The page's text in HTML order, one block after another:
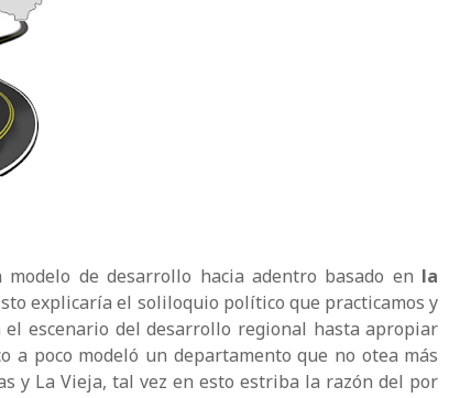
de desarrollo hacia adentro basado en la
explicaría el soliloquio político que practicamos y
escenario del desarrollo regional hasta apropiar
a poco modeló un departamento que no otea más
y La Vieja, tal vez en esto estriba la razón del por